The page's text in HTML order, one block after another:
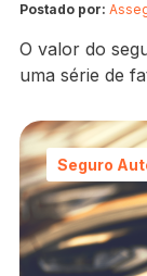
Postado por:
O valor do
uma série de
apresentam
diretamente
elementos
sexo e
Seguro